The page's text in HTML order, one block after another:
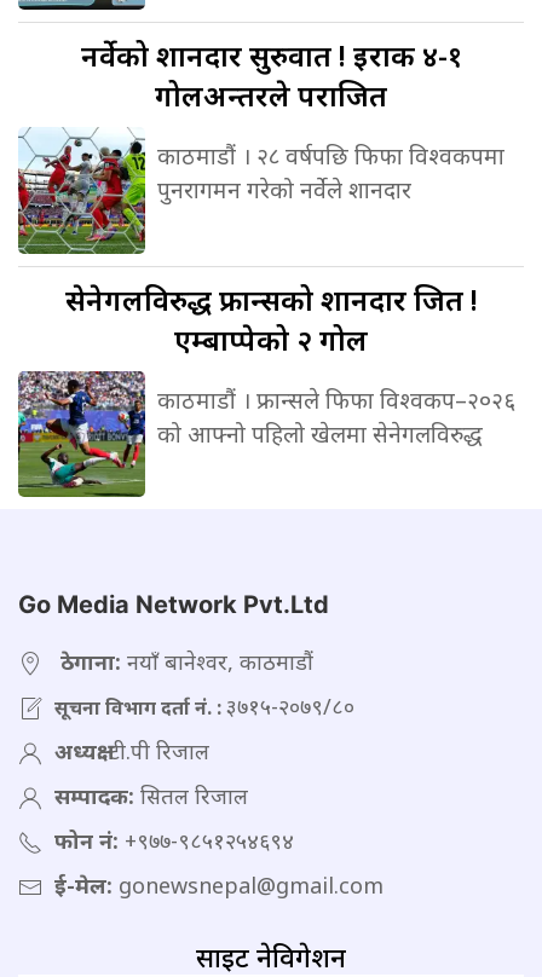
नर्वेकोशानदार सुरुवात ! इराक ४-१
गोलअन्तरले पराजित
काठमाडौं । २८ वर्षपछि फिफा विश्वकपमा
पुनरागमन गरेको नर्वेले शानदार
सेनेगलविरुद्धफ्रान्सको शानदार जित !
एम्बाप्पेको २ गोल
काठमाडौं । फ्रान्सले फिफा विश्वकप–२०२६
को आफ्नो पहिलो खेलमा सेनेगलविरुद्ध
Go Media Network Pvt.Ltd
ठेगाना: नयाँ बानेश्वर, काठमाडौं
सूचना विभाग दर्ता नं. :३७१५-२०७९/८०
अध्यक्ष:टी.पी रिजाल
सम्पादक: सितल रिजाल
फोन नं: +९७७-९८५१२५४६९४
ई-मेल: gonewsnepal@gmail.com
साइट नेविगेशन